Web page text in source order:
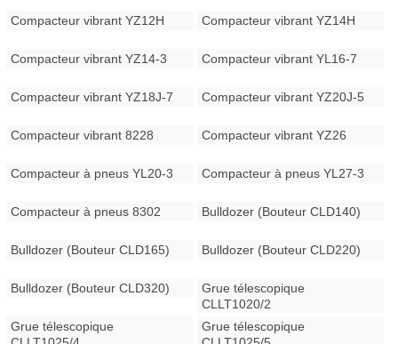
Compacteur vibrant YZ12H Compacteur vibrant YZ14H
Compacteur vibrant YZ14-3 Compacteur vibrant YL16-7
Compacteur vibrant YZ18J-7 Compacteur vibrant YZ20J-5
Compacteur vibrant 8228 Compacteur vibrant YZ26
Compacteur à pneus YL20-3 Compacteur à pneus YL27-3
Compacteur à pneus 8302 Bulldozer (Bouteur CLD140)
Bulldozer (Bouteur CLD165) Bulldozer (Bouteur CLD220)
Bulldozer (Bouteur CLD320)
Grue télescopique
CLLT1020/2
Grue télescopique
Grue télescopique